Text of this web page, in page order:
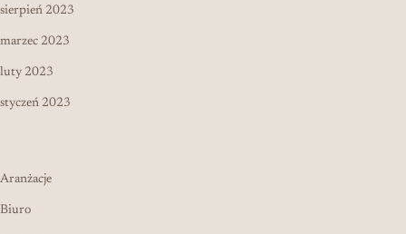
sierpień 2023
marzec 2023
luty 2023
styczeń 2023
Aranżacje
Biuro